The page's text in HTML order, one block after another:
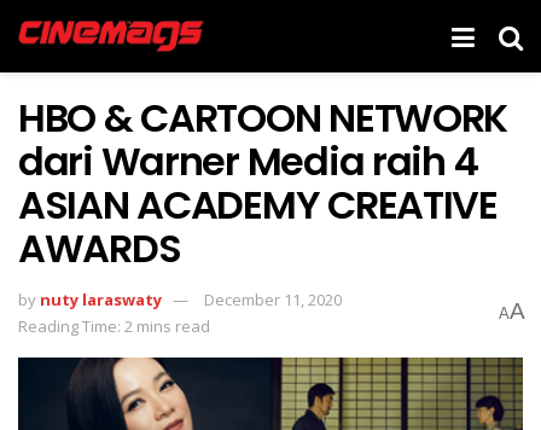
HBO & CARTOON NETWORK
dari Warner Media raih 4
ASIAN ACADEMY CREATIVE
AWARDS
by nuty laraswaty
December 11, 2020
Reading Time: 2 mins read
AA